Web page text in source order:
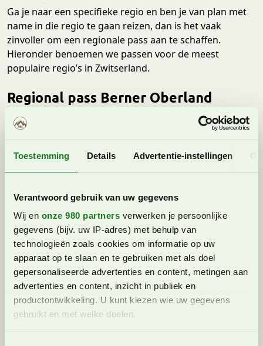
Toestemming Details Advertentie-instellingen
Verantwoord gebruik van uw gegevens
Wij en onze 980 partners verwerken je persoonlijke
gegevens (bijv. uw IP-adres) met behulp van
technologieën zoals cookies om informatie op uw
apparaat op te slaan en te gebruiken met als doel
gepersonaliseerde advertenties en content, metingen aan
advertenties en content, inzicht in publiek en
productontwikkeling. U kunt kiezen wie uw gegevens
gebruikt en met welke doelen.
Ga je naar een specifieke regio en ben je van plan met
name in die regio te gaan reizen, dan is het vaak
zinvoller om een regionale pass aan te schaffen.
Hieronder benoemen we passen voor de meest
populaire regio’s in Zwitserland.
Regional pass Berner Oberland
Ben je in het Berner Oberland en van plan om een
aantal excursies te ondernemen, waaronder met de
Pass Berner Oberland aan te schaffen. Hiermee heb je
gratis toegang tot excursies met de trein, boot, bus en
De passen zijn beschikbaar voor 3, 4, 6, 8 of 10 dagen.
Let op, de dagen zijn aaneengesloten. Wil je deze pas
aanschaffen is het dus verstandig om eerst goed naar
de weersverwachting te kijken. Heb je één dag mooi
weer maar de opvolgende dagen slecht weer, dan heb
je dus pech.
Wil je dus op pad in het hele Berner Oberland, dus
bijvoorbeeld niet alleen naar de Jungfrauregio maar
ook naar Bern of Luzern, dat is dit een goede pas. Let